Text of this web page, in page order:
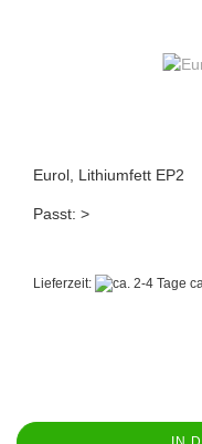
Eurol, Lithiumfett EP2
Passt: >
Lieferzeit: